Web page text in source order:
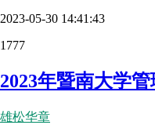
2023-05-30 14:41:43
1777
2023年暨南大学
雄松华章